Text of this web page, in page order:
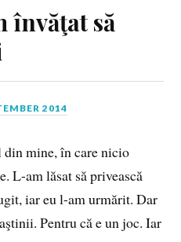
învăţat să
2014
mine, în care nicio
L-am lăsat să privească
iar eu l-am urmărit. Dar
Pentru că e un joc. Iar